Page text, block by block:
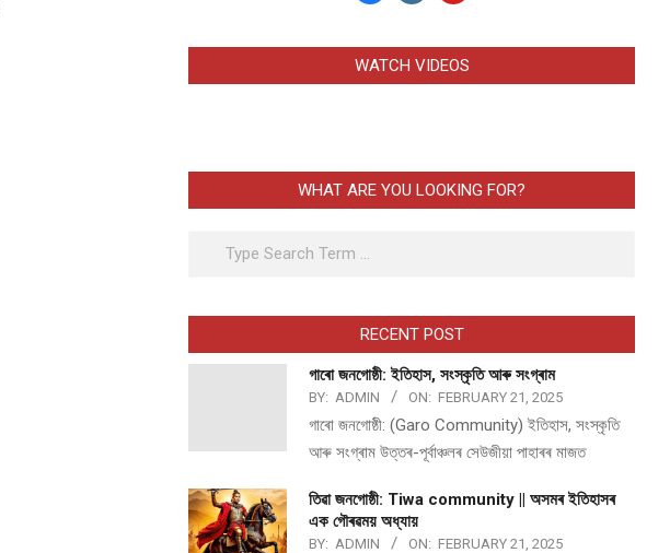
WATCH VIDEOS
WHAT ARE YOU LOOKING FOR?
RECENT POST
গাৰো জনগোষ্ঠী: ইতিহাস, সংস্কৃতি আৰু সংগ্ৰাম
BY: ADMIN ON: FEBRUARY 21, 2025
গাৰো জনগোষ্ঠী: (Garo Community) ইতিহাস, সংস্কৃতি
আৰু সংগ্ৰাম উত্তৰ-পূৰ্বাঞ্চলৰ সেউজীয়া পাহাৰৰ মাজত
তিৱা জনগোষ্ঠী: Tiwa community || অসমৰ ইতিহাসৰ
এক গৌৰৱময় অধ্যায়
BY: ADMIN ON: FEBRUARY 21, 2025